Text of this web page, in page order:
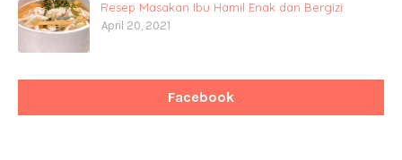
Resep Masakan Ibu Hamil Enak dan Bergizi
April 20, 2021
Facebook